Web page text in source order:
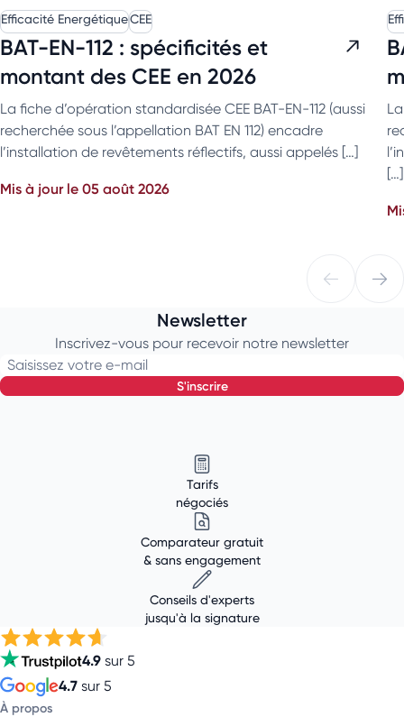
Efficacité EnergétiqueCEE
BAT-EN-112 : spécificités et
montant des CEE en 2026
La fiche d’opération standardisée CEE BAT-EN-112 (aussi
recherchée sous l’appellation BAT EN 112) encadre
l’installation de revêtements réflectifs, aussi appelés […]
Mis à jour le 05 août 2026
[…]
Newsletter
Inscrivez-vous pour recevoir notre newsletter
Saisissez votre e-mail
s'inscrire
Tarifs
négociés
Comparateur gratuit
& sans engagement
Conseils d'experts
jusqu'à la signature
4.9 sur 5
4.7 sur 5
À propos